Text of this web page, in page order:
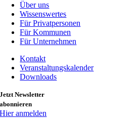
Über uns
Wissenswertes
Für Privatpersonen
Für Kommunen
Für Unternehmen
Kontakt
Veranstaltungskalender
Downloads
Jetzt Newsletter
abonnieren
Hier anmelden